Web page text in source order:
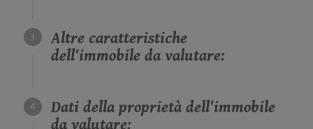
Altre caratteristiche
dell'immobile da valutare:
Dati della proprietà dell'immobile